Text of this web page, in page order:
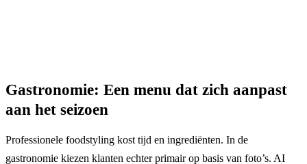
Gastronomie: Een menu dat zich aanpast
aan het seizoen
Professionele foodstyling kost tijd en ingrediënten. In de
gastronomie kiezen klanten echter primair op basis van foto’s. AI